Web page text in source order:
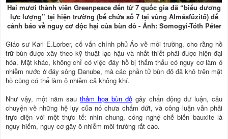
Hai mươi thành viên Greenpeace đến từ 7 quốc gia đã “biểu dương
lực lượng” tại hiện trường (bể chứa số 7 tại vùng Almásfüzitő) để
cảnh báo về nguy cơ độc hại của bùn đỏ - Ảnh: Somogyi-Tóth Péter
Giáo sư Karl E.Lorber, cố vấn chính phủ Áo về môi trường, cho rằng hồ
trữ bùn được xây theo kỹ thuật lạc hậu và nhất thiết phải được hiện đại
hóa. Mặt khác, không chỉ có việc đáy hồ bị thẩm thấu có nguy cơ làm ô
nhiễm nước ở đáy sông Danube, mà các phần tử bùn đỏ đã khô trên mặt
hồ cũng có thể làm ô nhiễm cả không khí.
Như vậy, một năm sau thảm họa bùn đỏ gây chấn động dư luận, câu
chuyện về những hệ lụy của nó chưa chấm dứt, và công luận vẫn phải
trực diện với một thực tế: nhìn chung, công nghệ chế biến bauxite là
nguy hiểm, nguy cơ gây ô nhiễm môi trường rất cao.